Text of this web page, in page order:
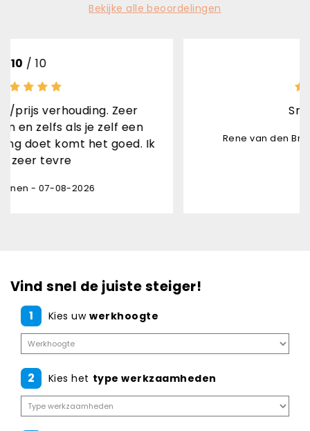
Bekijke alle beoordelingen
Zeer
zelf een
het goed. Ik
Snel geleverd
Rene van den Brand Horninge -
Vind snel de juiste steiger!
1 Kies uw werkhoogte
2 Kies het type werkzaamheden